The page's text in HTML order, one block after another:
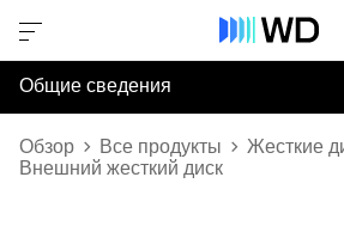
Общие сведения
Технические характеристики
Обзор Все продукты
Жесткие
Внешний жесткий диск